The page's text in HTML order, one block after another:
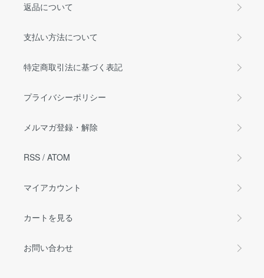
返品について
支払い方法について
特定商取引法に基づく表記
プライバシーポリシー
メルマガ登録・解除
RSS / ATOM
マイアカウント
カートを見る
お問い合わせ